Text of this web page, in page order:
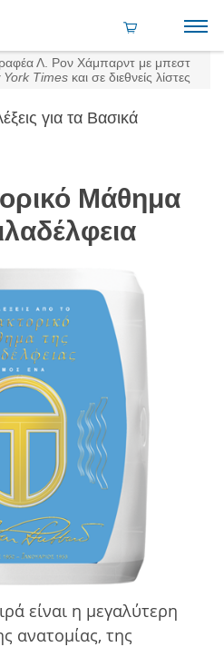
Λ. Ρον Χάμπαρντ με μπεστ
York Times και σε διεθνείς λίστες
για τα Βασικά
Μάθημα
είναι η µεγαλύτερη
ανατοµίας, της